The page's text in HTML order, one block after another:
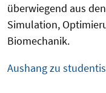
überwiegend aus
Simulation,
Biomechanik.
Aushang zu